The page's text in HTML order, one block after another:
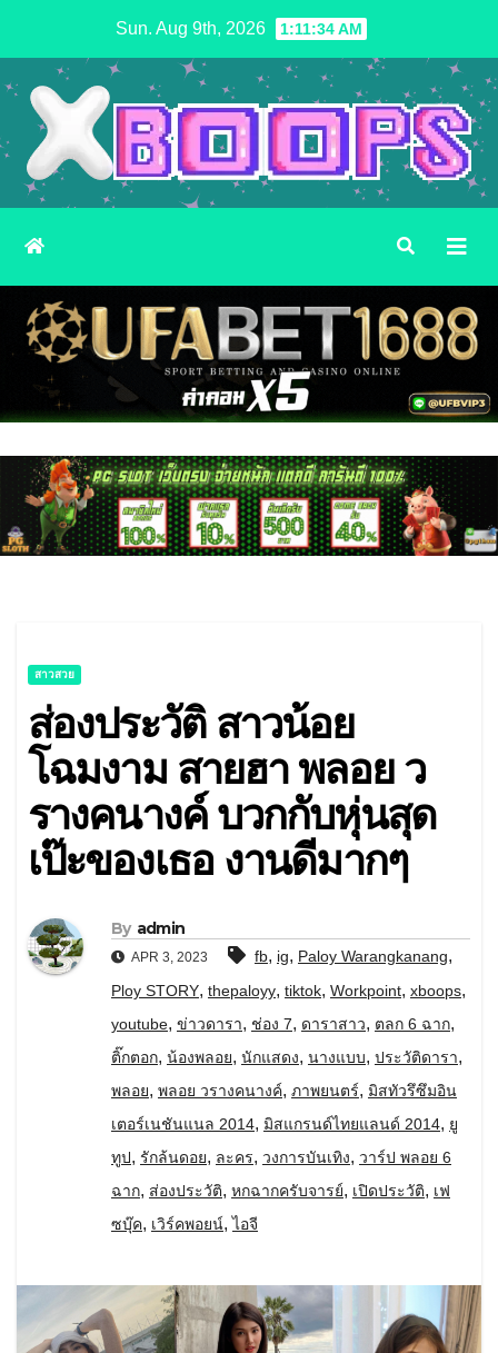
content
Sun. Aug 9th, 2026 1:11:35 AM
สาวสวย
ส่องประวัติ สาวน้อย
โฉมงาม สายฮา พลอย ว
รางคนางค์ บวกกับหุ่นสุด
เป๊ะของเธอ งานดีมากๆ
By admin
APR 3, 2023 fb, ig, Paloy Warangkanang,
Ploy STORY, thepaloyy, tiktok, Workpoint, xboops,
youtube, ข่าวดารา, ช่อง 7, ดาราสาว, ตลก 6 ฉาก,
ติ๊กตอก, น้องพลอย, นักแสดง, นางแบบ, ประวัติดารา,
พลอย, พลอย วรางคนางค์, ภาพยนตร์, มิสทัวรึซึมอิน
เตอร์เนชันแนล 2014, มิสแกรนด์ไทยแลนด์ 2014, ยู
ทูป, รักล้นดอย, ละคร, วงการบันเทิง, วาร์ป พลอย 6
ฉาก, ส่องประวัติ, หกฉากครับจารย์, เปิดประวัติ, เฟ
ซบุ๊ค, เวิร์คพอยน์,ไอจี